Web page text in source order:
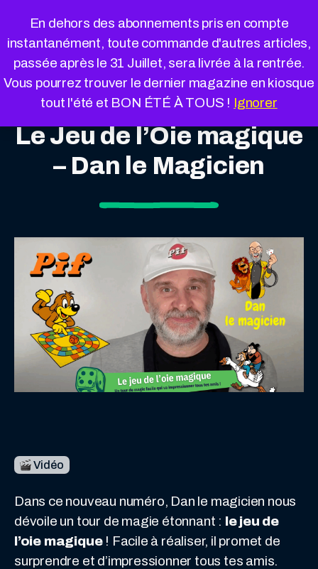
En dehors des abonnements pris en compte
instantanément, toute commande d'autres articles,
passée après le 31 Juillet, sera livrée à la rentrée.
Vous pourrez trouver le dernier magazine en kiosque
tout l'été et BON ÉTÉ À TOUS ! Ignorer
Le Jeu de l’Oie magique
– Dan le Magicien
Vidéo
Dans ce nouveau numéro, Dan le magicien nous
dévoile un tour de magie étonnant : le jeu de
l’oie magique! Facile à réaliser, il promet de
surprendre et d’impressionner tous tes amis.